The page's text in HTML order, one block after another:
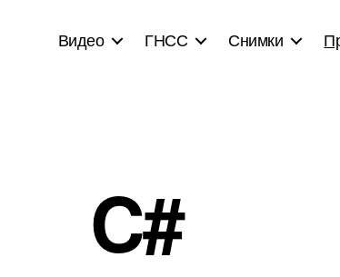
Видео ГНСС Снимки
C#